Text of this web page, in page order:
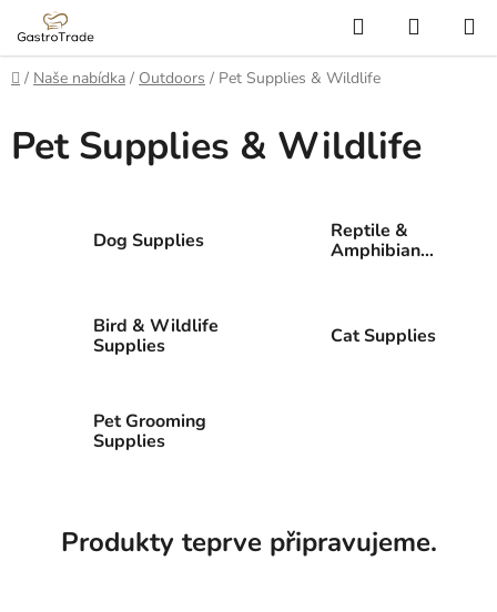
obsah
Hledat
KOŠÍK
Domů
/ Naše nabídka / Outdoors / Pet Supplies & Wildlife
Pet Supplies & Wildlife
Dog Supplies
Reptile &
Amphibian
Bird & Wildlife
Supplies
Cat Supplies
Pet Grooming
Supplies
Produkty teprve připravujeme.